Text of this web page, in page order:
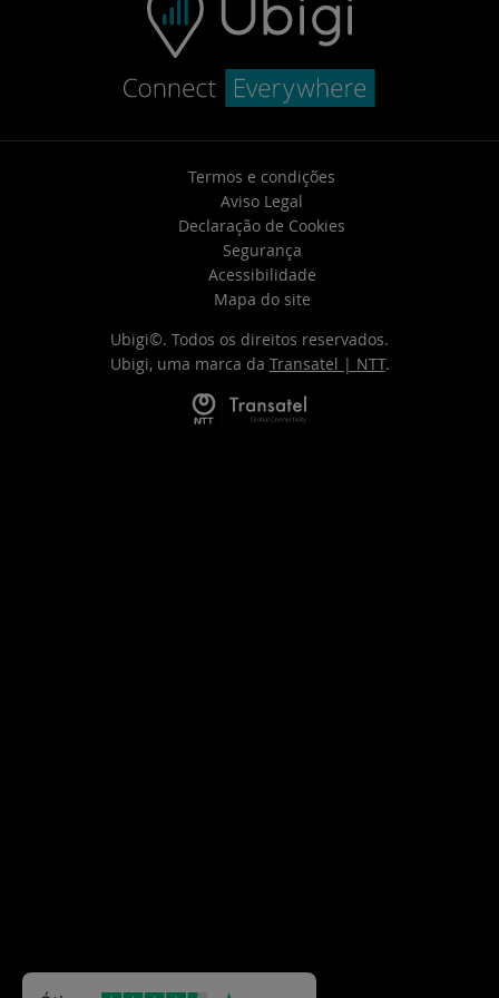
Termos e condições
Aviso Legal
Declaração de Cookies
Segurança
Acessibilidade
Mapa do site
Ubigi©. Todos os direitos reservados.
Ubigi, uma marca da Transatel | NTT.